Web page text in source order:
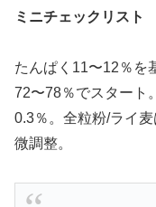
ミニチェックリスト
たんぱく11〜12％を
72〜78％でスタート
0.3％。全粒粉/ライ
微調整。